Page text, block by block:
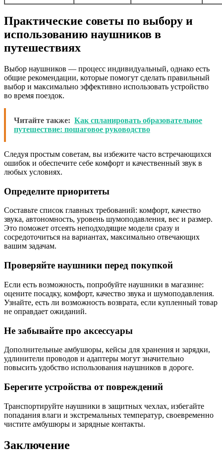
Практические советы по выбору и
использованию наушников в
путешествиях
Выбор наушников — процесс индивидуальный, однако есть
общие рекомендации, которые помогут сделать правильный
выбор и максимально эффективно использовать устройство
во время поездок.
Читайте также: Как спланировать образовательное
путешествие: пошаговое руководство
Следуя простым советам, вы избежите часто встречающихся
ошибок и обеспечите себе комфорт и качественный звук в
любых условиях.
Определите приоритеты
Составьте список главных требований: комфорт, качество
звука, автономность, уровень шумоподавления, вес и размер.
Это поможет отсеять неподходящие модели сразу и
сосредоточиться на вариантах, максимально отвечающих
вашим задачам.
Проверяйте наушники перед покупкой
Если есть возможность, попробуйте наушники в магазине:
оцените посадку, комфорт, качество звука и шумоподавления.
Узнайте, есть ли возможность возврата, если купленный товар
не оправдает ожиданий.
Не забывайте про аксессуары
Дополнительные амбушюры, кейсы для хранения и зарядки,
удлинители проводов и адаптеры могут значительно
повысить удобство использования наушников в дороге.
Берегите устройства от повреждений
Транспортируйте наушники в защитных чехлах, избегайте
попадания влаги и экстремальных температур, своевременно
чистите амбушюры и зарядные контакты.
Заключение